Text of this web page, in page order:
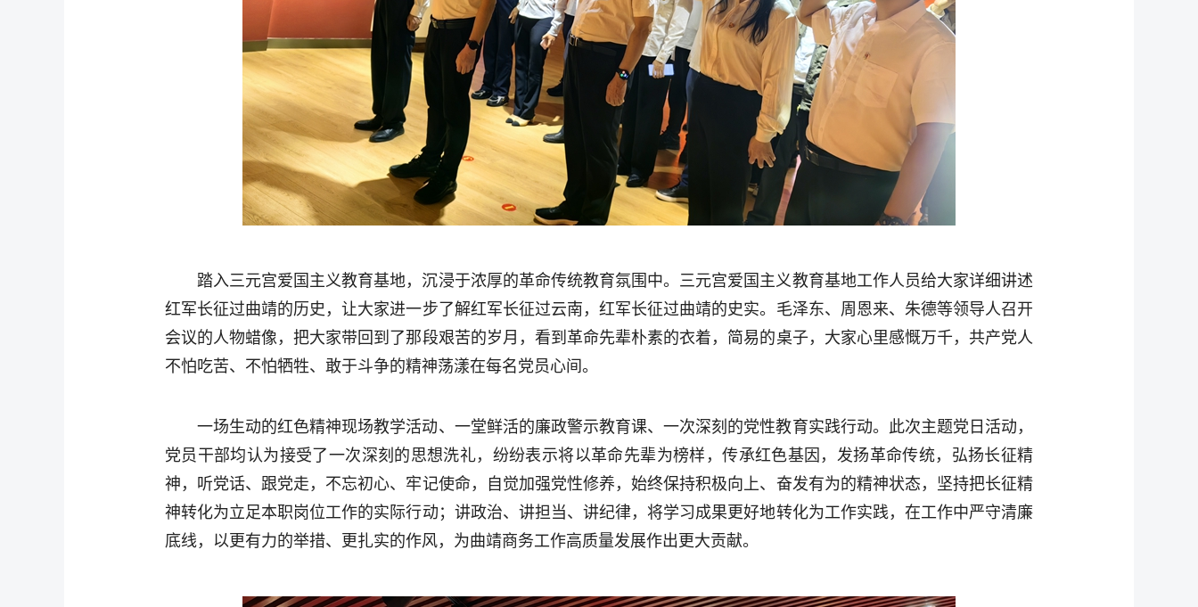
踏入三元宫爱国主义教育基地，沉浸于浓厚的革命传统教育氛围中。三元宫爱国主义教育基地工作人员给大家详细讲述
红军长征过曲靖的历史，让大家进一步了解红军长征过云南，红军长征过曲靖的史实。毛泽东、周恩来、朱德等领导人召开
会议的人物蜡像，把大家带回到了那段艰苦的岁月，看到革命先辈朴素的衣着，简易的桌子，大家心里感慨万千，共产党人
不怕吃苦、不怕牺牲、敢于斗争的精神荡漾在每名党员心间。
一场生动的红色精神现场教学活动、一堂鲜活的廉政警示教育课、一次深刻的党性教育实践行动。此次主题党日活动，
党员干部均认为接受了一次深刻的思想洗礼，纷纷表示将以革命先辈为榜样，传承红色基因，发扬革命传统，弘扬长征精
神，听党话、跟党走，不忘初心、牢记使命，自觉加强党性修养，始终保持积极向上、奋发有为的精神状态，坚持把长征精
神转化为立足本职岗位工作的实际行动；讲政治、讲担当、讲纪律，将学习成果更好地转化为工作实践，在工作中严守清廉
底线，以更有力的举措、更扎实的作风，为曲靖商务工作高质量发展作出更大贡献。